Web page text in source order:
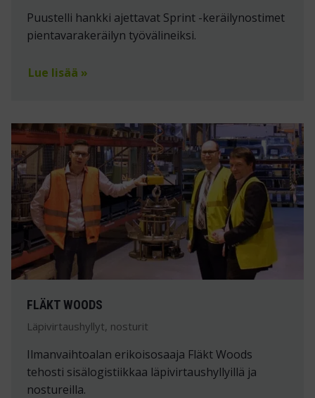
Puustelli hankki ajettavat Sprint -keräilynostimet
pientavarakeräilyn työvälineiksi.
Lue lisää »
FLÄKT WOODS
Läpivirtaushyllyt, nosturit
Ilmanvaihtoalan erikoisosaaja Fläkt Woods
tehosti sisälogistiikkaa läpivirtaushyllyillä ja
nostureilla.